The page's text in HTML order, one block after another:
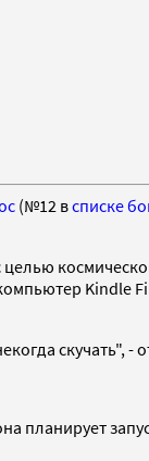
(№12 всписке
Kindle
скучать", -